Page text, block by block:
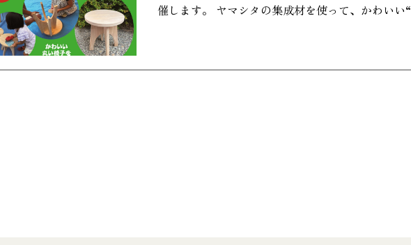
催します。 ヤマシタの集成材を使って、かわい